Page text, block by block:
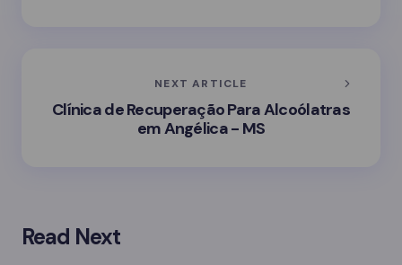
NEXT ARTICLE
Clínica de Recuperação Para Alcoólatras
em Angélica - MS
Read Next